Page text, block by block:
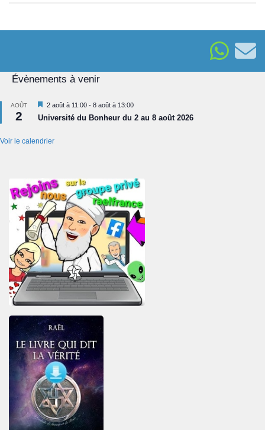
Évènements à venir
AOÛT
2
Mis
en
avant
2 août à 11:00 - 8 août à 13:00
Université du Bonheur du 2 au 8 août 2026
Voir le calendrier